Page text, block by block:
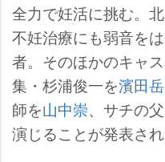
全力で妊活に挑む。
不妊治療にも弱音を
者。そのほかのキャ
集・杉浦俊一を濱田岳
師を山中崇、サチの
演じることが発表され